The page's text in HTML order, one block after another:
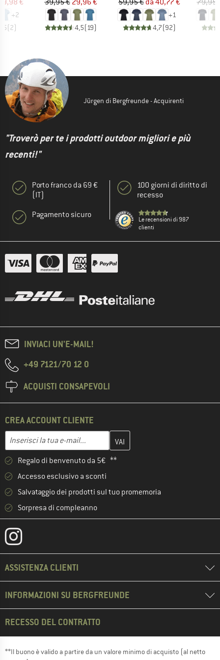
€
+2
(2)
39,95 € 29,96 €
4,5(19)
59,95 € da 40,77 €
+1
4,7(92)
79,95
Jürgen di Bergfreunde - Acquirenti
"Troverò per te i prodotti outdoor migliori e più
recenti!"
Porto franco da 69 €
(IT)
Pagamento sicuro
100 giorni di diritto di
recesso
Le recensioni di 987
clienti
INVIACI UN'E-MAIL!
+49 7121/70 12 0
ACQUISTI CONSAPEVOLI
CREA ACCOUNT CLIENTE
Indirizzo e-mail
Inserisci qui il tuo indirizzo e-mail e crea il tuo account cliente
Regalo di benvenuto da 5€ **
Accesso esclusivo a sconti
Salvataggio dei prodotti sul tuo promemoria
Sorpresa di compleanno
ASSISTENZA CLIENTI
INFORMAZIONI SU BERGFREUNDE
RECESSO DEL CONTRATTO
**Il buono è valido a partire da un valore minimo di acquisto (al netto